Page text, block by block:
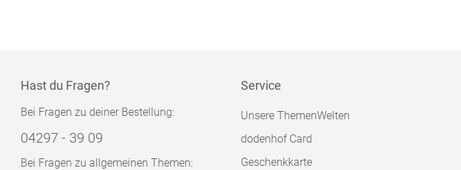
Hast du Fragen?
Bei Fragen zu deiner Bestellung:
04297 - 39 09
Bei Fragen zu allgemeinen Themen:
Service
Unsere ThemenWelten
dodenhof Card
Geschenkkarte